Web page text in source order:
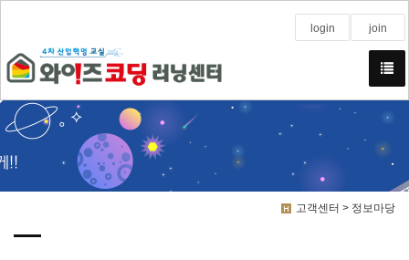
login join
고객센터 > 정보마당